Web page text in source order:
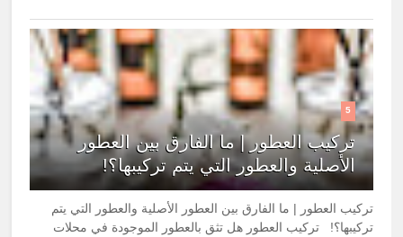
5
تركيب العطور | ما الفارق بين العطور
الأصلية والعطور التي يتم تركيبها؟!
تركيب العطور | ما الفارق بين العطور الأصلية والعطور التي يتم
تركيبها؟! تركيب العطور هل تثق بالعطور الموجودة في محلات